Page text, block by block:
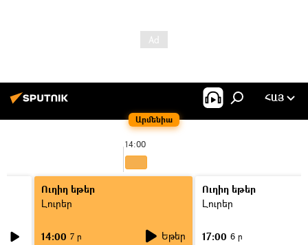
Արմենիա
ՀԱՅ
14:00
Ուղիղ եթեր
Լուրեր
14:00 7 ր Եթեր
Ուղիղ եթեր
Լուրեր
17:00 6 ր